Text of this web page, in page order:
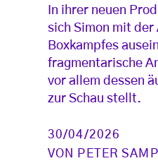
In ihrer neuen
sich Simon mit
Boxkampfes
fragmentarische
vor allem dessen
zur Schau stellt.
30/04/2026
VON
PETER